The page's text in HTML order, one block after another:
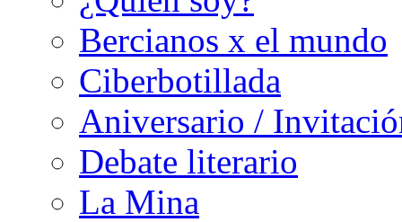
Bercianos x el mundo
Ciberbotillada
Aniversario /
Debate literario
La Mina